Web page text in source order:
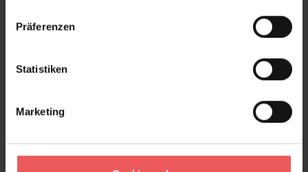
Präferenzen
Statistiken
Marketing